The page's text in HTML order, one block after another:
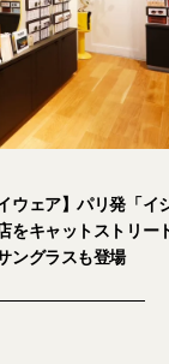
ア】パリ発「イジ
ャットストリート
ラスも登場